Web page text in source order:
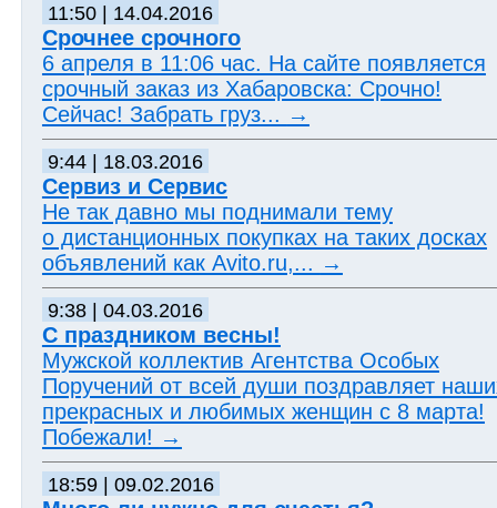
11:50 | 14.04.2016
Срочнее срочного
6 апреля в 11:06 час. На сайте появляется
срочный заказ из Хабаровска: Срочно!
Сейчас! Забрать груз... →
9:44 | 18.03.2016
Сервиз и Сервис
Не так давно мы поднимали тему
о дистанционных покупках на таких досках
объявлений как Avito.ru,... →
9:38 | 04.03.2016
C праздником весны!
Мужской коллектив Агентства Особых
Поручений от всей души поздравляет
прекрасных и любимых женщин с 8 марта!
Побежали! →
18:59 | 09.02.2016